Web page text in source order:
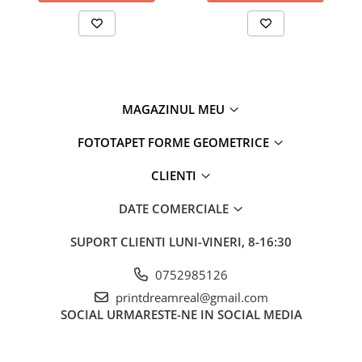
MAGAZINUL MEU
FOTOTAPET FORME GEOMETRICE
CLIENTI
DATE COMERCIALE
SUPORT CLIENTI LUNI-VINERI, 8-16:30
0752985126
printdreamreal@gmail.com
SOCIAL URMARESTE-NE IN SOCIAL MEDIA